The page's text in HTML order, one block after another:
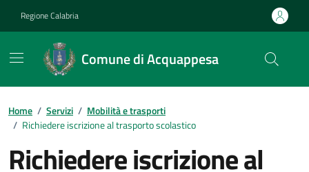
Regione Calabria
Comune di Acquappesa
Home / Servizi / Mobilità e trasporti
/ Richiedere iscrizione al trasporto scolastico
Richiedere iscrizione al